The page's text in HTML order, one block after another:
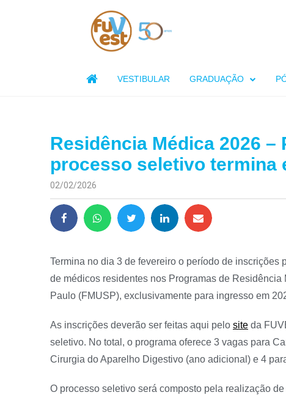
 VESTIBULAR GRADUAÇÃO
Residência Médica 2026
processo seletivo termina
02/02/2026
Termina no dia 3 de fevereiro o período de
de médicos residentes nos Programas de
Paulo (FMUSP), exclusivamente para ingresso em
As inscrições deverão ser feitas aqui pelo site da
seletivo. No total, o programa oferece 3 vagas para
Cirurgia do Aparelho Digestivo (ano adicional) e 4
O processo seletivo será composto pela realização